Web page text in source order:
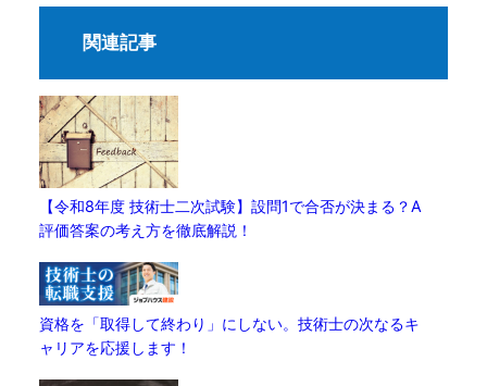
関連記事
【令和8年度 技術士二次試験】設問1で合否が決まる？A
評価答案の考え方を徹底解説！
資格を「取得して終わり」にしない。技術士の次なるキ
ャリアを応援します！